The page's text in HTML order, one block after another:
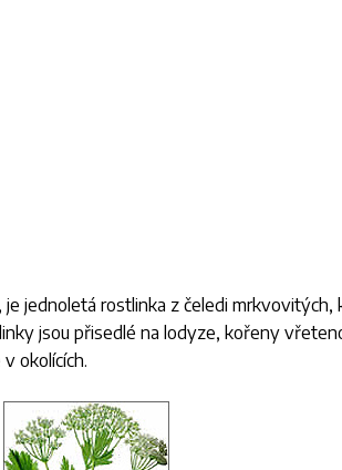
, je jednoletá rostlinka z čeledi
jsou přisedlé na lodyze, kořeny
okolících.